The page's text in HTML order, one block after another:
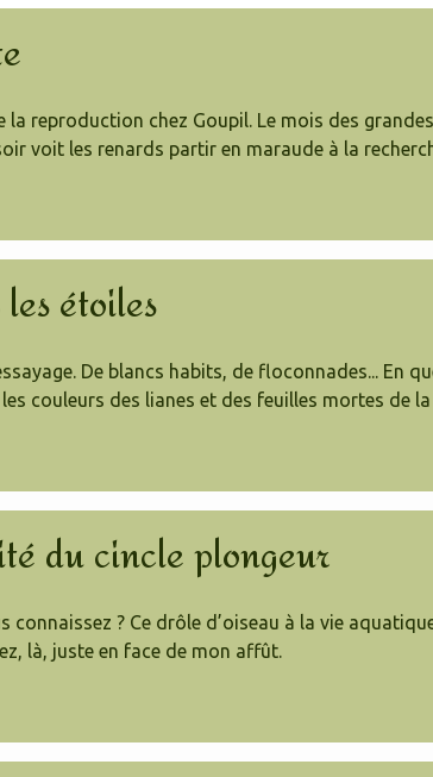
la reproduction chez Goupil. Le mois des
voit les renards partir en maraude à la
étoiles
De blancs habits, de floconnades... En
couleurs des lianes et des feuilles mortes de
du cincle plongeur
connaissez ? Ce drôle d’oiseau à la vie
là, juste en face de mon affût.